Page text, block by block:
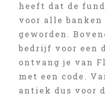
heeft dat de
voor alle
geworden.
bedrijf voor een
ontvang je van
met een code.
antiek dus voor